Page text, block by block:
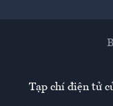
Tạp chí điện tử